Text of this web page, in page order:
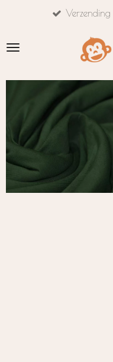
naar
hoofdinhoud
Verzending